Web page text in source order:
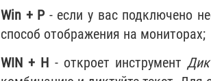
Win + P - если у вас подключено
способ отображения на мониторах;
WIN + H - откроет инструмент